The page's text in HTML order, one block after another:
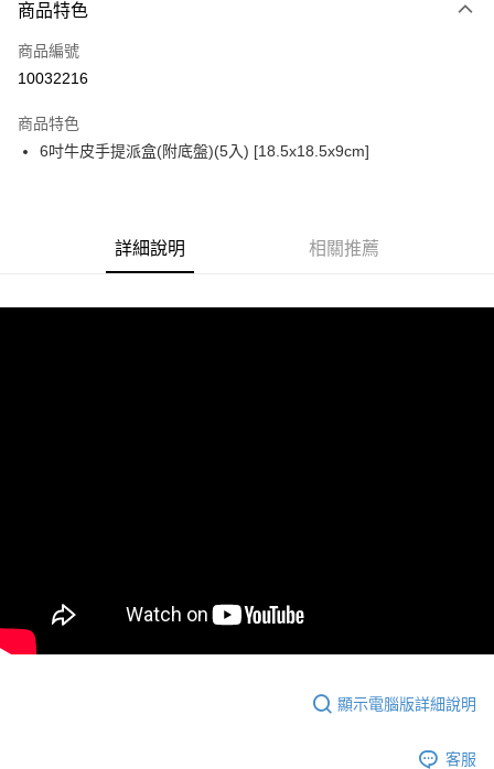
信用卡一次付款
超商取貨付款
Apple Pay
ATM付款
付款後7-11取貨
每筆NT$60
商品特色
商品編號
10032216
商品特色
6吋牛皮手提派盒(附底盤)(5入) [18.5x18.5x9cm]
詳細說明 相關推薦
顯示電腦版詳細說明
客服